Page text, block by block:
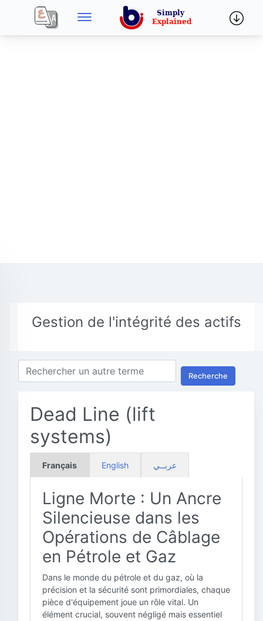
Gestion de l'intégrité des actifs
Recherche
Dead Line (lift
systems)
Français English عربــي
Ligne Morte : Un Ancre
Silencieuse dans les
Opérations de Câblage
en Pétrole et Gaz
Dans le monde du pétrole et du gaz, où la
précision et la sécurité sont primordiales, chaque
pièce d'équipement joue un rôle vital. Un
élément crucial, souvent négligé mais essentiel